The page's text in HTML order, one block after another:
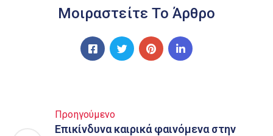
Μοιραστείτε Το Άρθρο
Προηγούμενο
Επικίνδυνα καιρικά φαινόμενα στην